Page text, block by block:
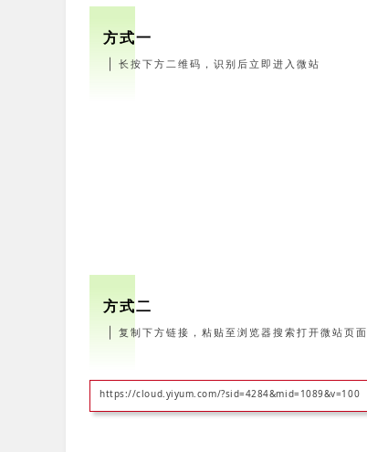
方式一
｜ 长按下方二维码，识别后立即进入微站
方式二
｜ 复制下方链接，粘贴至浏览器搜索打开微站页面
https://cloud.yiyum.com/?sid=4284&mid=1089&v=100